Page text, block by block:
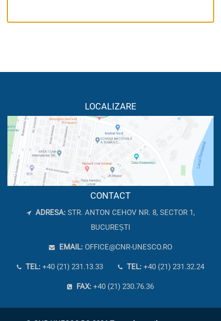
LOCALIZARE
CONTACT
ADRESA: STR. ANTON CEHOV NR. 8, SECTOR 1,
BUCUREȘTI
EMAIL: OFFICE@CNR-UNESCO.RO
TEL: +40 (21) 231.13.33 TEL: +40 (21) 231.32.24
FAX: +40 (21) 230.76.36